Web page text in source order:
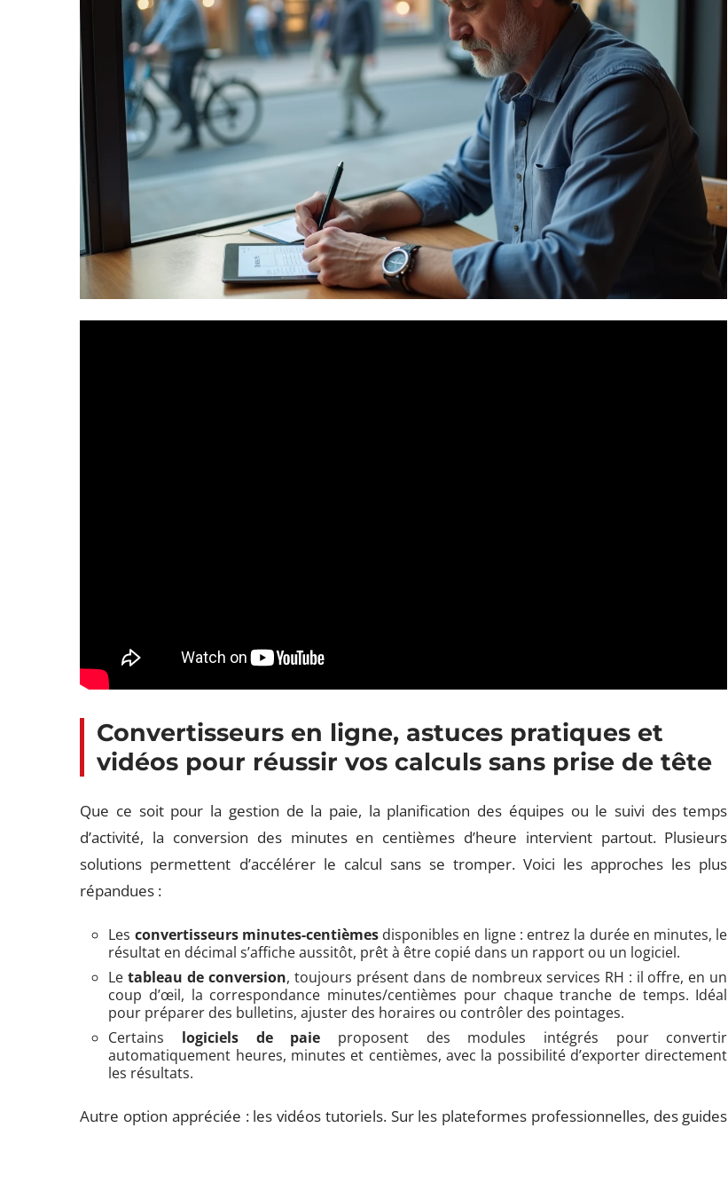
Convertisseurs en ligne, astuces pratiques et
vidéos pour réussir vos calculs sans prise de tête
Que ce soit pour la gestion de la paie, la planification des équipes ou le suivi des temps
d’activité, la conversion des minutes en centièmes d’heure intervient partout. Plusieurs
solutions permettent d’accélérer le calcul sans se tromper. Voici les approches les plus
répandues :
Les convertisseurs minutes-centièmesdisponibles en ligne : entrez la durée en minutes, le
résultat en décimal s’affiche aussitôt, prêt à être copié dans un rapport ou un logiciel.
Letableau de conversion, toujours présent dans de nombreux services RH : il offre, en un
coup d’œil, la correspondance minutes/centièmes pour chaque tranche de temps. Idéal
pour préparer des bulletins, ajuster des horaires ou contrôler des pointages.
Certains logiciels de paie proposent des modules intégrés pour convertir
automatiquement heures, minutes et centièmes, avec la possibilité d’exporter directement
les résultats.
Autre option appréciée : les vidéos tutoriels. Sur les plateformes professionnelles, des guides